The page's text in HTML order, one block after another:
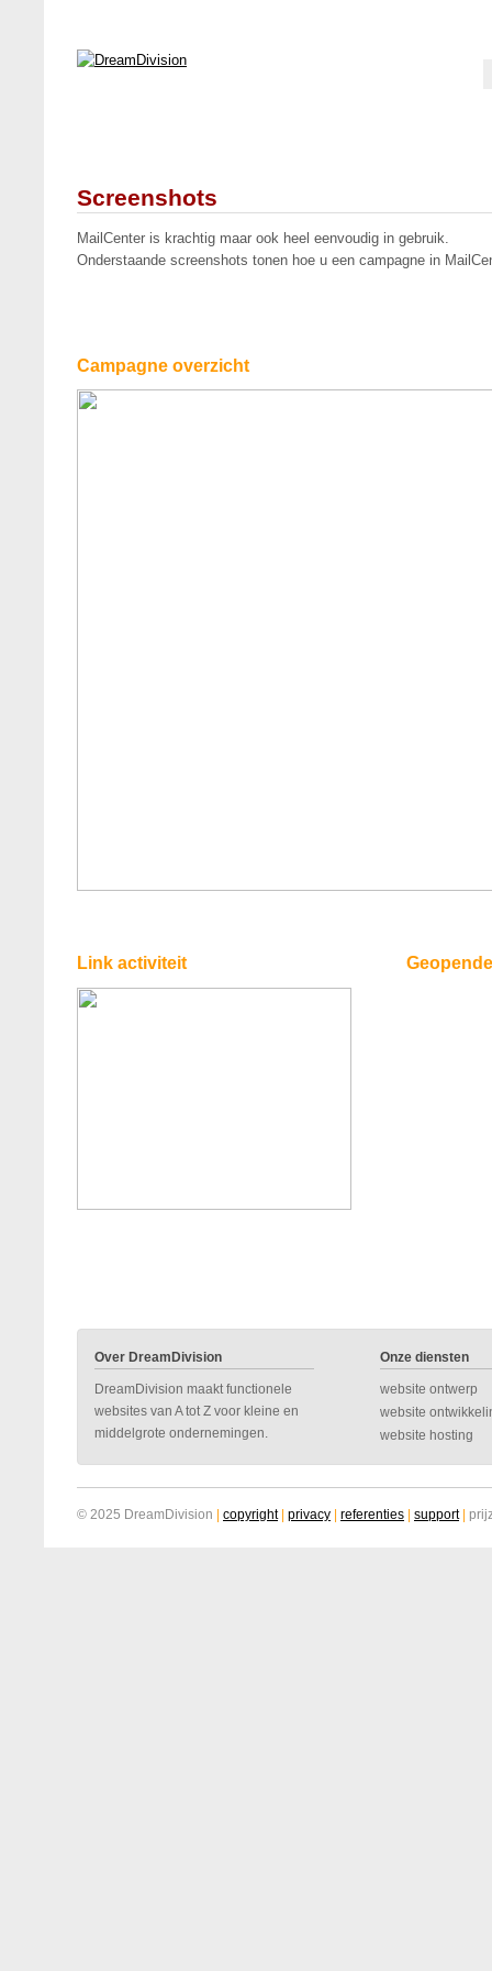
Screenshots
MailCenter is krachtig maar ook heel eenvoudig in gebruik.
Onderstaande screenshots tonen hoe u een campagne in
Campagne overzicht
Link activiteit
Over DreamDivision
DreamDivision maakt functionele
websites van A tot Z voor kleine en
middelgrote ondernemingen.
Onze diensten
website ontwerp
website
website hosting
© 2025 DreamDivision | copyright | privacy | referenties | support |